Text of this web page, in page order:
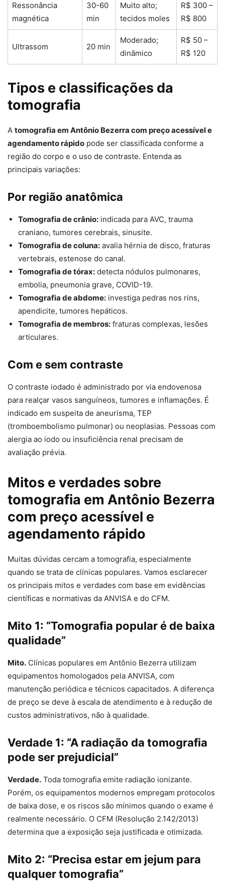
Ressonância
magnética
30-60
min
Muito alto;
tecidos moles
R$ 300 –
R$ 800
Ultrassom 20 min
Moderado;
dinâmico
R$ 50 –
R$ 120
Tipos e classificações da
tomografia
A tomografia em Antônio Bezerra com preço acessível e
agendamento rápido pode ser classificada conforme a
região do corpo e o uso de contraste. Entenda as
principais variações:
Por região anatômica
Tomografia de crânio: indicada para AVC, trauma
craniano, tumores cerebrais, sinusite.
Tomografia de coluna: avalia hérnia de disco, fraturas
vertebrais, estenose do canal.
Tomografia de tórax: detecta nódulos pulmonares,
embolia, pneumonia grave, COVID-19.
Tomografia de abdome: investiga pedras nos rins,
apendicite, tumores hepáticos.
Tomografia de membros: fraturas complexas, lesões
articulares.
Com e sem contraste
O contraste iodado é administrado por via endovenosa
para realçar vasos sanguíneos, tumores e inflamações. É
indicado em suspeita de aneurisma, TEP
(tromboembolismo pulmonar) ou neoplasias. Pessoas com
alergia ao iodo ou insuficiência renal precisam de
avaliação prévia.
Mitos e verdades sobre
tomografia em Antônio Bezerra
com preço acessível e
agendamento rápido
Muitas dúvidas cercam a tomografia, especialmente
quando se trata de clínicas populares. Vamos esclarecer
os principais mitos e verdades com base em evidências
científicas e normativas da ANVISA e do CFM.
Mito 1: “Tomografia popular é de baixa
qualidade”
Mito. Clínicas populares em Antônio Bezerra utilizam
equipamentos homologados pela ANVISA, com
manutenção periódica e técnicos capacitados. A diferença
de preço se deve à escala de atendimento e à redução de
custos administrativos, não à qualidade.
Verdade 1: “A radiação da tomografia
pode ser prejudicial”
Verdade. Toda tomografia emite radiação ionizante.
Porém, os equipamentos modernos empregam protocolos
de baixa dose, e os riscos são mínimos quando o exame é
realmente necessário. O CFM (Resolução 2.142/2013)
determina que a exposição seja justificada e otimizada.
Mito 2: “Precisa estar em jejum para
qualquer tomografia”